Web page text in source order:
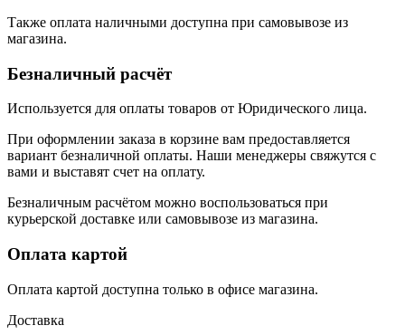
Также оплата наличными доступна при самовывозе из
магазина.
Безналичный расчёт
Используется для оплаты товаров от Юридического лица.
При оформлении заказа в корзине вам предоставляется
вариант безналичной оплаты. Наши менеджеры свяжутся с
вами и выставят счет на оплату.
Безналичным расчётом можно воспользоваться при
курьерской доставке или самовывозе из магазина.
Оплата картой
Оплата картой доступна только в офисе магазина.
Доставка